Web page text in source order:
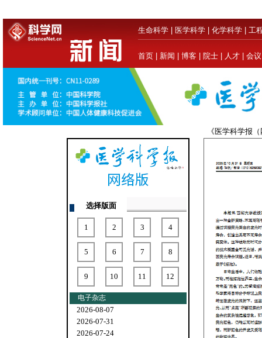
生命科学 医学科学 化学科学 工
首页 新闻 博客 院士 人才 会议
《医学科学
选择版面
1 2 3 4
5 6 7 8
9 10 11 12
电子杂志
2026-08-07
2026-07-31
2026-07-24